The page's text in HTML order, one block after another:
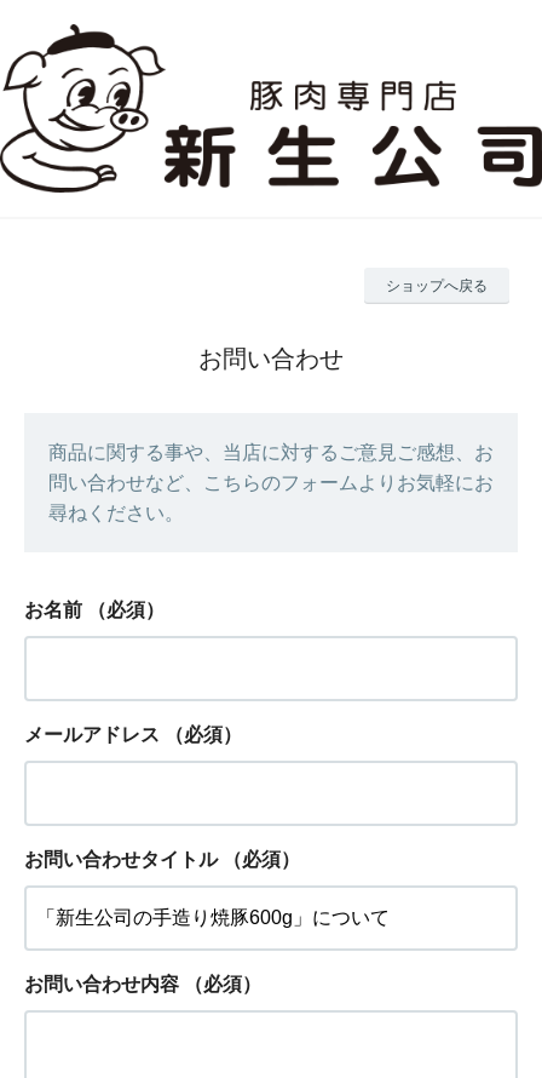
ショップへ戻る
お問い合わせ
商品に関する事や、当店に対するご意見ご感想、お
問い合わせなど、こちらのフォームよりお気軽にお
尋ねください。
お名前 （必須）
メールアドレス （必須）
お問い合わせタイトル （必須）
お問い合わせ内容 （必須）